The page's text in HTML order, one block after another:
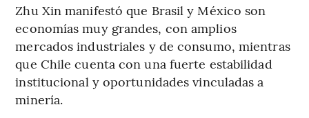
Zhu Xin manifestó que Brasil y México son
economías muy grandes, con amplios
mercados industriales y de consumo, mientras
que Chile cuenta con una fuerte estabilidad
institucional y oportunidades vinculadas a
minería.